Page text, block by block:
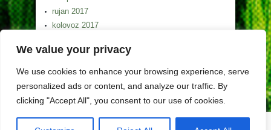
We value your privacy
We use cookies to enhance your browsing experience, serve
personalized ads or content, and analyze our traffic. By
clicking "Accept All", you consent to our use of cookies.
rujan 2017
kolovoz 2017
lipanj 2017
svibanj 2017